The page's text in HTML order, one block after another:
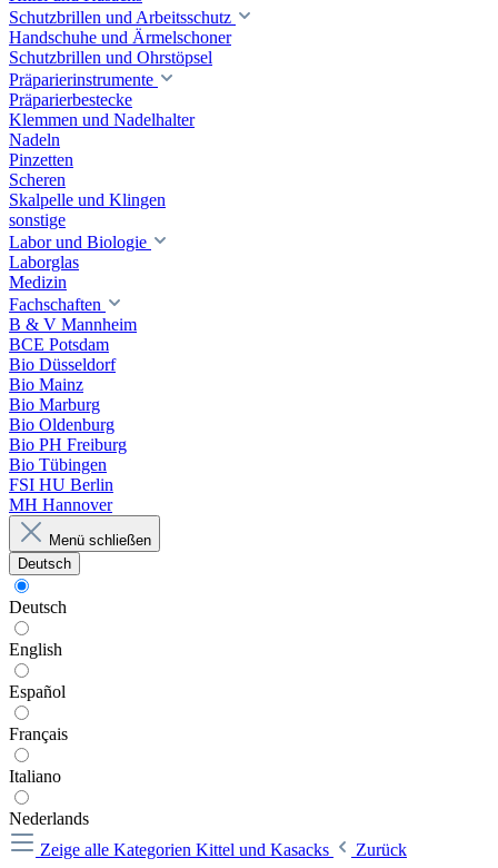
Schutzbrillen und Arbeitsschutz
Handschuhe und Ärmelschoner
Schutzbrillen und Ohrstöpsel
Präparierinstrumente
Präparierbestecke
Klemmen und Nadelhalter
Nadeln
Pinzetten
Scheren
Skalpelle und Klingen
sonstige
Labor und Biologie
Laborglas
Medizin
Fachschaften
B & V Mannheim
BCE Potsdam
Bio Düsseldorf
Bio Mainz
Bio Marburg
Bio Oldenburg
Bio PH Freiburg
Bio Tübingen
FSI HU Berlin
MH Hannover
Menü schließen
Deutsch
Deutsch
English
Español
Français
Italiano
Nederlands
Zeige alle Kategorien Kittel und Kasacks
Zurück